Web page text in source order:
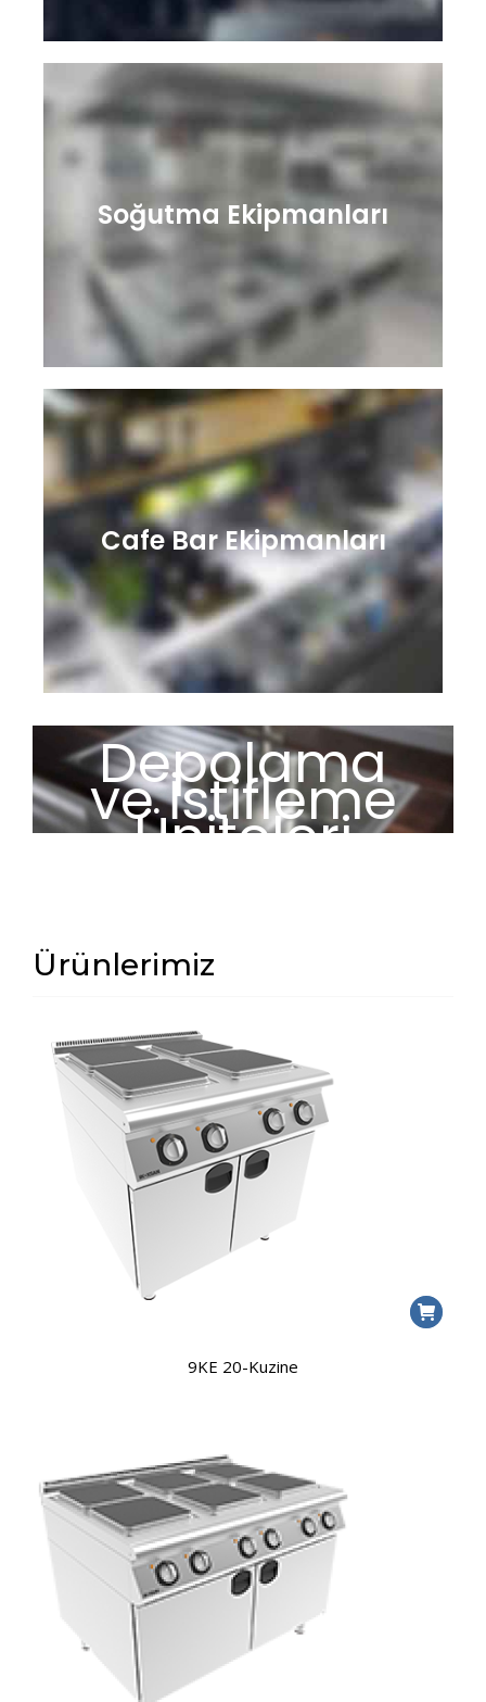
Soğutma Ekipmanları
Cafe Bar Ekipmanları
Depolama
ve İstifleme
Üniteleri
Ürünlerimiz
9KE 20-Kuzine